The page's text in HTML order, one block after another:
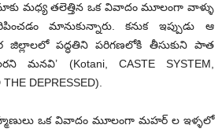
మధ్య తలెత్తిన ఒక వివాదం మూలంగా వాళ్ళు
మానుకున్నారు. కనుక ఇప్పుడు ఆ
పద్ధతిని పరిగణలోకి తీసుకుని పాత
మనవి’ (Kotani, CASTE SYSTEM,
DEPRESSED).
ఒక వివాదం మూలంగా మహర్ ల ఇళ్ళలో